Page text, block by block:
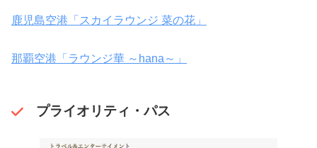
鹿児島空港「スカイラウンジ 菜の花」
那覇空港「ラウンジ華 ～hana～」
プライオリティ・パス